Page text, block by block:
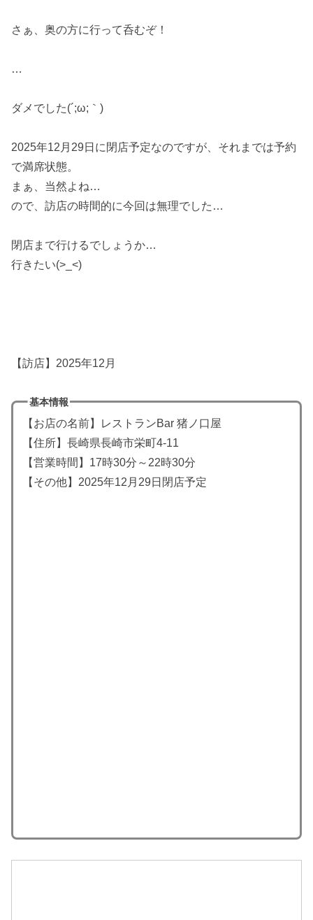
さぁ、奥の方に行って呑むぞ！
…
ダメでした(´;ω;｀)
2025年12月29日に閉店予定なのですが、それまでは予約
で満席状態。
まぁ、当然よね…
ので、訪店の時間的に今回は無理でした…
閉店まで行けるでしょうか…
行きたい(>_<)
【訪店】2025年12月
基本情報
【お店の名前】レストランBar 猪ノ口屋
【住所】長崎県長崎市栄町4-11
【営業時間】17時30分～22時30分
【その他】2025年12月29日閉店予定